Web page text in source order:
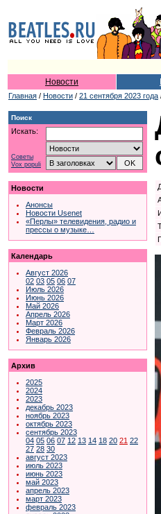
Новости
Главная / Новости / 21 сентября 2023 года
Поиск
Искать:
Советы
Vox populi
Новости
Анонсы
Новости Usenet
«Перлы» телевидения, радио и
прессы о музыке…
Календарь
Август 2026
02 03 05 06 07
Июль 2026
Июнь 2026
Май 2026
Апрель 2026
Март 2026
Февраль 2026
Январь 2026
Архив
2025
2024
2023
декабрь 2023
ноябрь 2023
октябрь 2023
сентябрь 2023
04 05 06 07 12 13 14 18 20 21 22
27 28 30
август 2023
июль 2023
июнь 2023
май 2023
апрель 2023
март 2023
февраль 2023